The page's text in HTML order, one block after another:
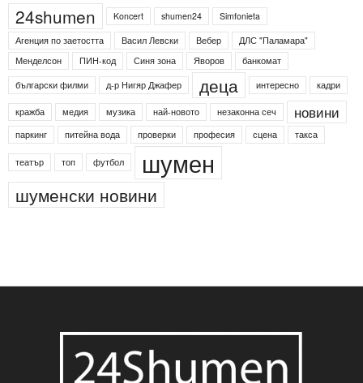
24shumen Koncert shumen24
Simfonieta
Агенция по заетостта
Васил Левски Вебер
ДЛС "Паламара"
Менделсон
ПИН-код Синя зона Яворов
банкомат
български филми
д-р Нигяр Джафер деца интересно кадри
кражба медия музика най-новото незаконна сеч новини
паркинг питейна вода проверки професия сцена такса
театър топ футбол шумен
шуменски новини